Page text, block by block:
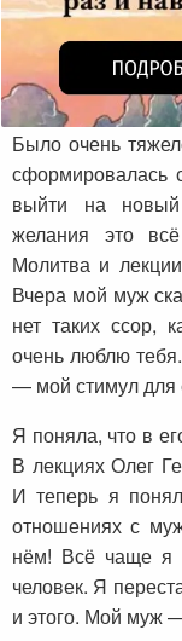
Было очень
сформировалась
выйти на
желания это
Молитва и
Вчера мой муж
нет таких ссор,
очень люблю
— мой стимул для
Я поняла, что в
В лекциях Олег
И теперь я
отношениях с
нём! Всё чаще я
человек. Я
и этого. Мой муж